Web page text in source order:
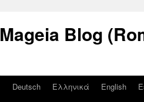
Mageia Blog
Deutsch Ελληνικά English